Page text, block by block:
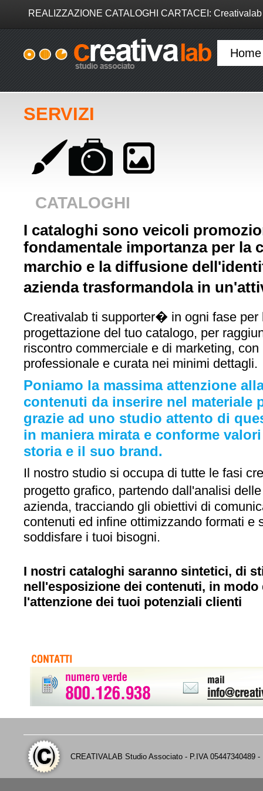
REALIZZAZIONE CATALOGHI CARTACEI:
Home
SERVIZI
CATALOGHI
I cataloghi sono veicoli
fondamentale importanza per la
marchio e la diffusione
azienda trasformandola in
Creativalab ti supporter� in ogni fase per
progettazione del tuo catalogo, per
riscontro commerciale e di marketing,
professionale e curata nei minimi dettagli.
Poniamo la massima attenzione
contenuti da inserire nel materiale
grazie ad uno studio attento di
in maniera mirata e conforme
storia e il suo brand.
Il nostro studio si occupa di tutte le fasi
progetto grafico, partendo dall'analisi
azienda, tracciando gli obiettivi di
contenuti ed infine ottimizzando formati e
soddisfare i tuoi bisogni.
I nostri cataloghi saranno sintetici, di
nell'esposizione dei contenuti, in modo
l'attenzione dei tuoi potenziali clienti
CREATIVALAB Studio Associato - P.IVA